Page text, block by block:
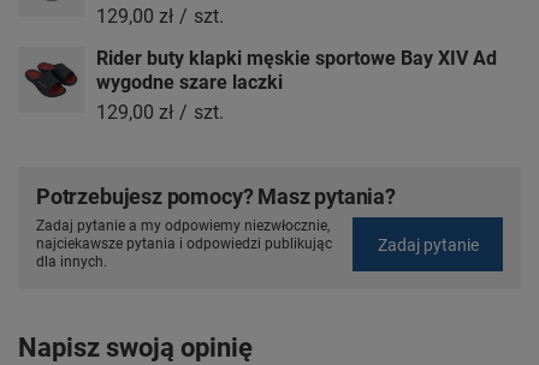
129,00 zł / szt.
Rider buty klapki męskie sportowe Bay XIV Ad
wygodne szare laczki
129,00 zł / szt.
Potrzebujesz pomocy? Masz pytania?
Zadaj pytanie a my odpowiemy niezwłocznie,
najciekawsze pytania i odpowiedzi publikując
dla innych.
Zadaj pytanie
Napisz swoją opinię